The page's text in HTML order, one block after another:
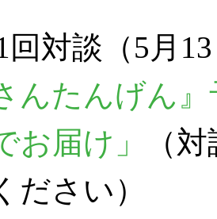
対談（5月
んたんげん
お届け」
（
ださい）